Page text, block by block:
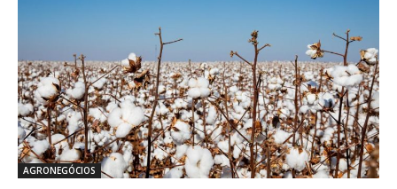
AGRONEGÓCIOS